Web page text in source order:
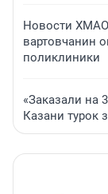
Новости ХМАО
вартовчанин
поликлиники
«Заказали на
Казани турок